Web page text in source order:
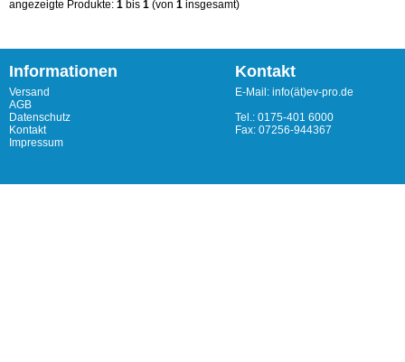
angezeigte Produkte: 1 bis 1 (von 1 insgesamt)
Informationen
Versand
AGB
Datenschutz
Kontakt
Impressum
Kontakt
E-Mail: info(ät)ev-pro.de
Tel.: 0175-401 6000
Fax: 07256-944367